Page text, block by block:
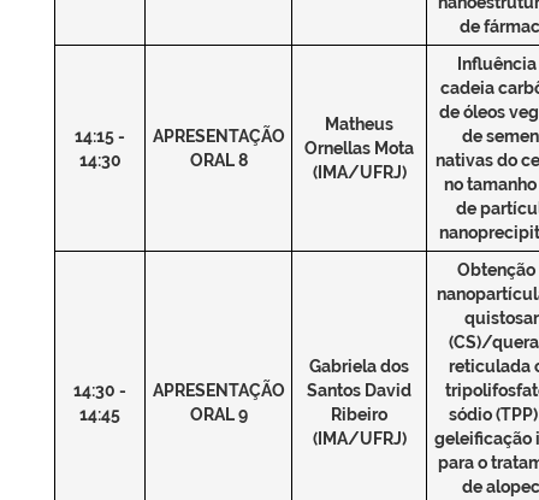
de
14:15 -
14:30
APRESENTAÇÃO
ORAL 8
Matheus
Ornellas Mota
(IMA/UFRJ)
cadeia
de óleos
de
nativas do
no
de
14:30 -
14:45
APRESENTAÇÃO
ORAL 9
Gabriela dos
Santos David
Ribeiro
(IMA/UFRJ)
Obtenção
(CS)/
reticulada
sódio
geleificação
para o
de